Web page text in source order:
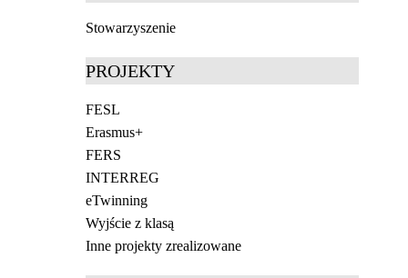
Stowarzyszenie
PROJEKTY
FESL
Erasmus+
FERS
INTERREG
eTwinning
Wyjście z klasą
Inne projekty zrealizowane